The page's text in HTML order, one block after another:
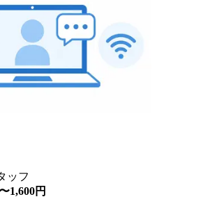
ッフ
1,600円